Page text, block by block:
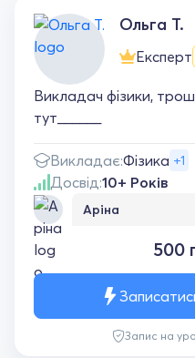
Ольга Т.
Експерт
Викладач фізики,
тут______
Викладає:Фізика +1
Досвід:10+ Років
Аріна
працюватимемо
500
Запис на